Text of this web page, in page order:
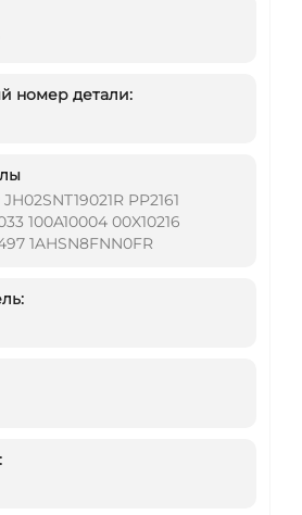
номер детали:
PP2161
100A10004 00X10216
1AHSN8FNN0FR